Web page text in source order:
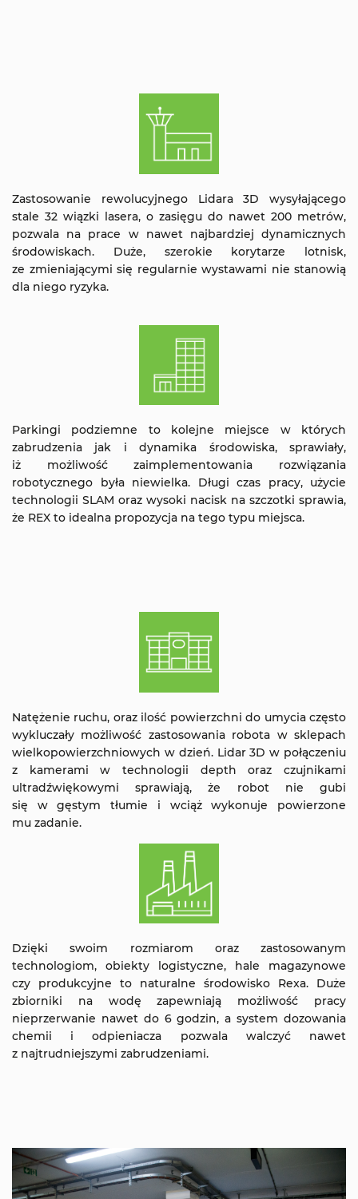
Zastosowanie rewolucyjnego Lidara 3D wysyłającego
stale 32 wiązki lasera, o zasięgu do nawet 200 metrów,
pozwala na prace w nawet najbardziej dynamicznych
środowiskach. Duże, szerokie korytarze lotnisk,
ze zmieniającymi się regularnie wystawami nie stanowią
dla niego ryzyka.
Parkingi podziemne to kolejne miejsce w których
zabrudzenia jak i dynamika środowiska, sprawiały,
iż możliwość zaimplementowania rozwiązania
robotycznego była niewielka. Długi czas pracy, użycie
technologii SLAM oraz wysoki nacisk na szczotki sprawia,
że REX to idealna propozycja na tego typu miejsca.
Natężenie ruchu, oraz ilość powierzchni do umycia często
wykluczały możliwość zastosowania robota w sklepach
wielkopowierzchniowych w dzień. Lidar 3D w połączeniu
z kamerami w technologii depth oraz czujnikami
ultradźwiękowymi sprawiają, że robot nie gubi
się w gęstym tłumie i wciąż wykonuje powierzone
mu zadanie.
Dzięki swoim rozmiarom oraz zastosowanym
technologiom, obiekty logistyczne, hale magazynowe
czy produkcyjne to naturalne środowisko Rexa. Duże
zbiorniki na wodę zapewniają możliwość pracy
nieprzerwanie nawet do 6 godzin, a system dozowania
chemii i odpieniacza pozwala walczyć nawet
z najtrudniejszymi zabrudzeniami.